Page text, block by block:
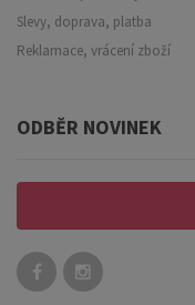
Slevy, doprava, platba
Reklamace, vrácení zboží
ODBĚR NOVINEK